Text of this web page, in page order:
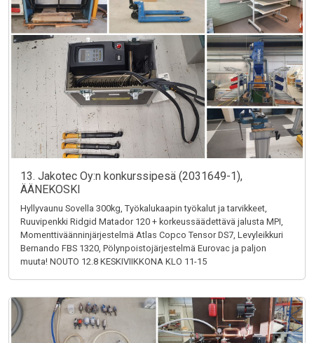
13. Jakotec Oy:n konkurssipesä (2031649-1),
ÄÄNEKOSKI
Hyllyvaunu Sovella 300kg, Työkalukaapin työkalut ja tarvikkeet,
Ruuvipenkki Ridgid Matador 120 + korkeussäädettävä jalusta MPI,
Momenttiväänninjärjestelmä Atlas Copco Tensor DS7, Levyleikkuri
Bernando FBS 1320, Pölynpoistojärjestelmä Eurovac ja paljon
muuta! NOUTO 12.8 KESKIVIIKKONA KLO 11-15